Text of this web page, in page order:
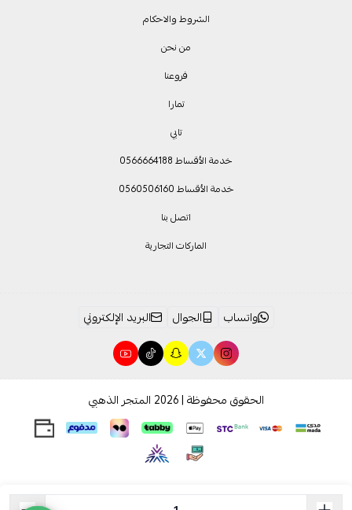
الشروط والاحكام
من نحن
فروعنا
تمارا
تابي
خدمة الأقساط 0566664188
خدمة الأقساط 0560506160
اتصل بنا
الماركات التجارية
واتساب الجوال البريد الإلكتروني
الحقوق محفوظة | 2026 المتجر الذهبي